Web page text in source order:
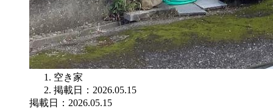
空き家
掲載日：2026.05.15
掲載日：2026.05.15